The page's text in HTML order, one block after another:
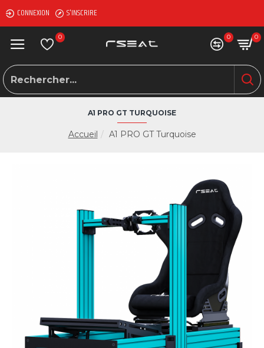
CONNEXION S'INSCRIRE
0 0 0
Accueil A1 PRO GT Turquoise
A1 PRO GT TURQUOISE